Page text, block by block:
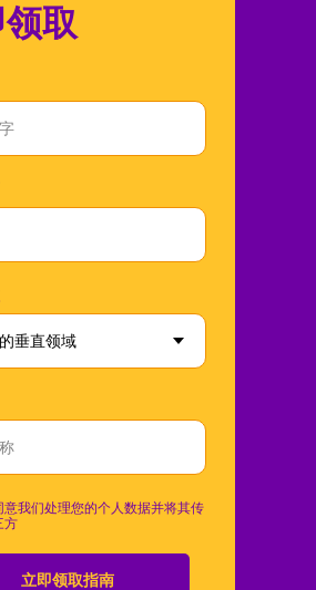
取
意我们处理您的个人数据并将其传
方
立即领取指南